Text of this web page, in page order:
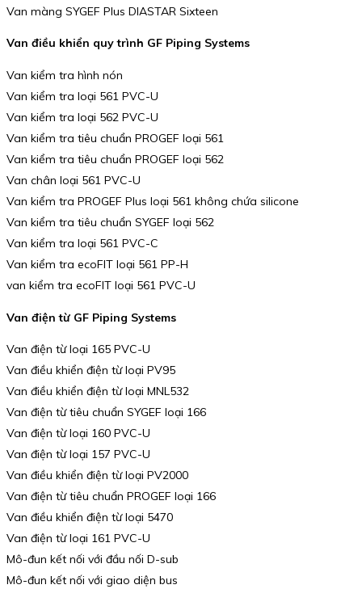
Van màng SYGEF Plus DIASTAR Sixteen
Van điều khiển quy trình GF Piping Systems
Van kiểm tra hình nón
Van kiểm tra loại 561 PVC-U
Van kiểm tra loại 562 PVC-U
Van kiểm tra tiêu chuẩn PROGEF loại 561
Van kiểm tra tiêu chuẩn PROGEF loại 562
Van chân loại 561 PVC-U
Van kiểm tra PROGEF Plus loại 561 không chứa silicone
Van kiểm tra tiêu chuẩn SYGEF loại 562
Van kiểm tra loại 561 PVC-C
Van kiểm tra ecoFIT loại 561 PP-H
van kiểm tra ecoFIT loại 561 PVC-U
Van điện từ GF Piping Systems
Van điện từ loại 165 PVC-U
Van điều khiển điện từ loại PV95
Van điều khiển điện từ loại MNL532
Van điện từ tiêu chuẩn SYGEF loại 166
Van điện từ loại 160 PVC-U
Van điện từ loại 157 PVC-U
Van điều khiển điện từ loại PV2000
Van điện từ tiêu chuẩn PROGEF loại 166
Van điều khiển điện từ loại 5470
Van điện từ loại 161 PVC-U
Mô-đun kết nối với đầu nối D-sub
Mô-đun kết nối với giao diện bus